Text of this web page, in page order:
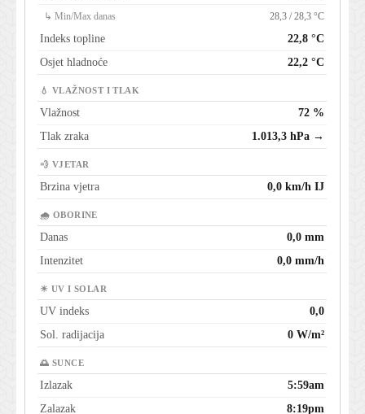
↳ Min/Max danas 28,3 / 28,3 °C
Indeks topline
22,8 °C
Osjet hladnoće
22,2 °C
💧 VLAŽNOST I TLAK
Vlažnost
72 %
Tlak zraka
1.013,3 hPa →
💨 VJETAR
Brzina vjetra 0,0 km/h IJ
🌧 OBORINE
Danas
0,0 mm
Intenzitet
0,0 mm/h
☀ UV I SOLAR
UV indeks
0,0
Sol. radijacija
0 W/m²
🌅 SUNCE
Izlazak
5:59am
Zalazak
8:19pm